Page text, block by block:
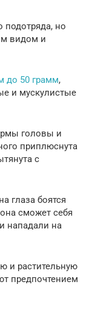
но
видом и
до 50 грамм,
и мускулистые
головы и
приплюснута
с
глаза боятся
сможет себя
нападали на
и растительную
предпочтением